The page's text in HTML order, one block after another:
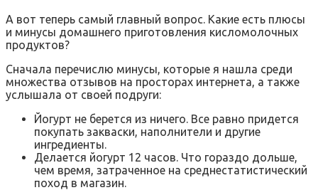
А вот теперь самый главный вопрос. Какие есть плюсы
и минусы домашнего приготовления кисломолочных
продуктов?
Сначала перечислю минусы, которые я нашла среди
множества отзывов на просторах интернета, а также
услышала от своей подруги:
Йогурт не берется из ничего. Все равно придется
покупать закваски, наполнители и другие
ингредиенты.
Делается йогурт 12 часов. Что гораздо дольше,
чем время, затраченное на среднестатистический
поход в магазин.